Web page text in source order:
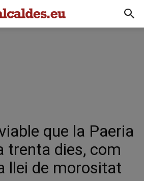
que la Paeria
trenta dies, com
llei de morositat